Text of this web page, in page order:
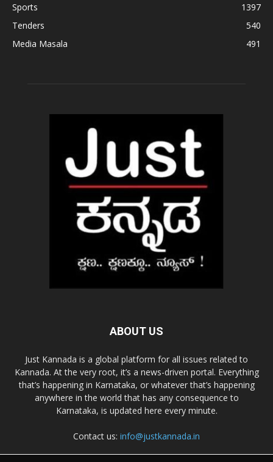
Sports
1397
Tenders
540
Media Masala
491
ABOUT US
Just Kannada is a global platform for all issues related to
Kannada. At the very root, it’s a news-driven portal. Everything
that’s happening in Karnataka, or whatever that’s happening
anywhere in the world that has any consequence to
Karnataka, is updated here every minute.
Contact us: info@justkannada.in